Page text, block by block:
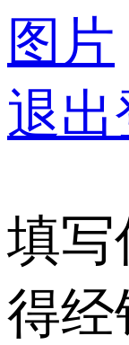
图片
退出
填写
得经